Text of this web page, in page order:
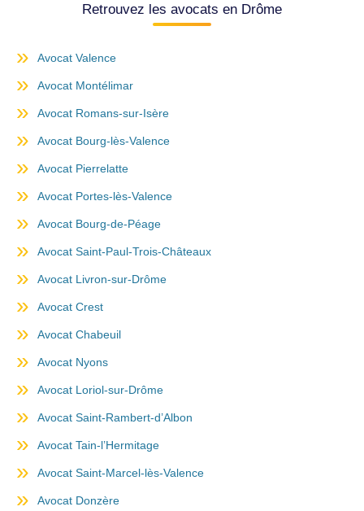
Retrouvez les avocats en Drôme
Avocat Valence
Avocat Montélimar
Avocat Romans-sur-Isère
Avocat Bourg-lès-Valence
Avocat Pierrelatte
Avocat Portes-lès-Valence
Avocat Bourg-de-Péage
Avocat Saint-Paul-Trois-Châteaux
Avocat Livron-sur-Drôme
Avocat Crest
Avocat Chabeuil
Avocat Nyons
Avocat Loriol-sur-Drôme
Avocat Saint-Rambert-d’Albon
Avocat Tain-l’Hermitage
Avocat Saint-Marcel-lès-Valence
Avocat Donzère